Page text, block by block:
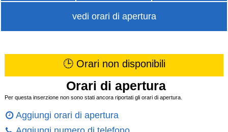
vedi orari di apertura
🕒 Orari non disponibili
Orari di apertura
Per questa inserzione non sono stati ancora riportati gli orari di apertura.
Aggiungi orari di apertura